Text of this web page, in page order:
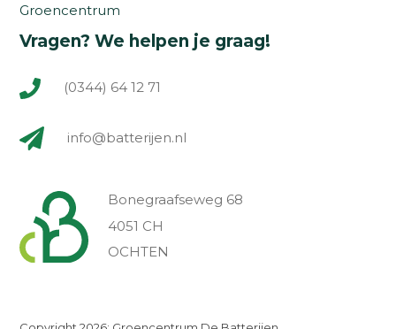
Groencentrum
Vragen? We helpen je graag!
(0344) 64 12 71
info@batterijen.nl
Bonegraafseweg 68
4051 CH
OCHTEN